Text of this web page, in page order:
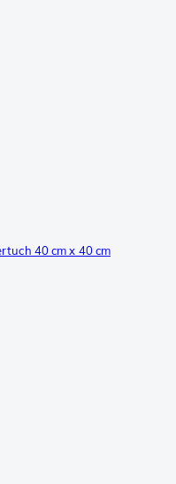
40 cm x 40 cm